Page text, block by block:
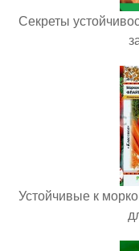
Секреты
Устойчивые к